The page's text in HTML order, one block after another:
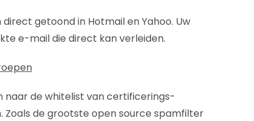
getoond in Hotmail en Yahoo. Uw
e-mail die direct kan verleiden.
naar de whitelist van certificerings-
de grootste open source spamfilter